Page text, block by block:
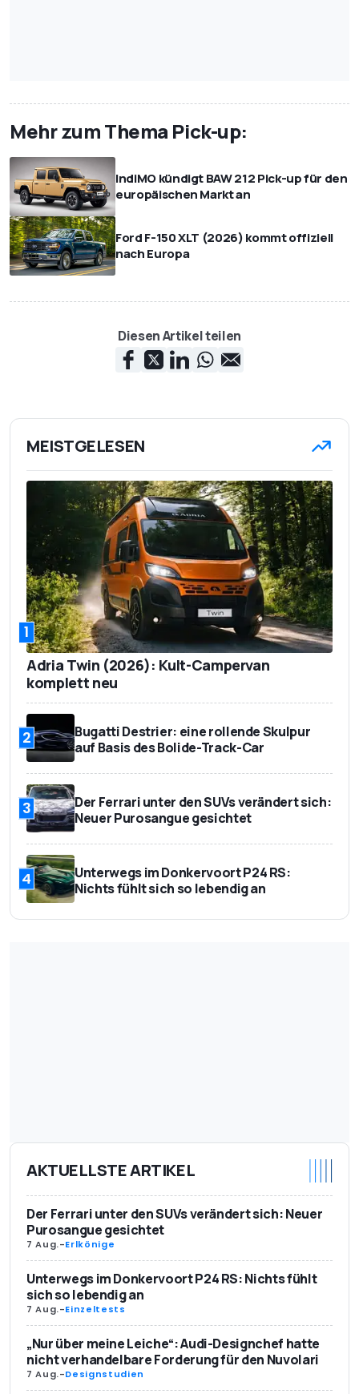
Mehr zum Thema Pick-up:
IndiMO kündigt BAW 212 Pick-up für den
europäischen Markt an
Ford F-150 XLT (2026) kommt offiziell
nach Europa
Diesen Artikel teilen
MEISTGELESEN
1
Adria Twin (2026): Kult-Campervan
komplett neu
2
Bugatti Destrier: eine rollende Skulpur
auf Basis des Bolide-Track-Car
3
Der Ferrari unter den SUVs verändert sich:
Neuer Purosangue gesichtet
4
Unterwegs im Donkervoort P24 RS:
Nichts fühlt sich so lebendig an
AKTUELLSTE ARTIKEL
Der Ferrari unter den SUVs verändert sich: Neuer
Purosangue gesichtet
7 Aug.-Erlkönige
Unterwegs im Donkervoort P24 RS: Nichts fühlt
sich so lebendig an
7 Aug.-Einzeltests
„Nur über meine Leiche“: Audi-Designchef hatte
nicht verhandelbare Forderung für den Nuvolari
7 Aug.-Designstudien